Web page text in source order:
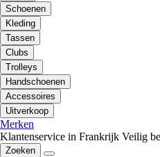
Schoenen
Kleding
Tassen
Clubs
Trolleys
Handschoenen
Accessoires
Uitverkoop
Merken
Klantenservice in Frankrijk Veilig
Zoeken